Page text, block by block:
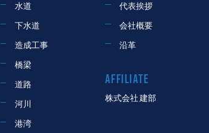
水道
下水道
造成工事
橋梁
道路
河川
港湾
代表挨拶
会社概要
沿革
AFFILIATE
株式会社 建部